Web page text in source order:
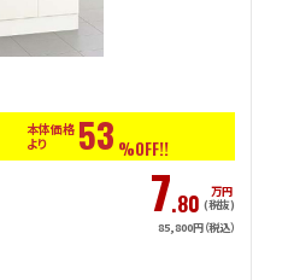
本体価格
より
53 %OFF!!
7.80 万円
(税抜)
85,800円（税込）